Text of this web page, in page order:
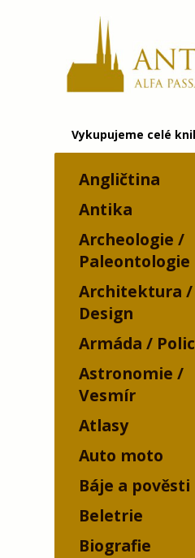
Vykupujeme celé
Angličtina
Antika
Archeologie /
Paleontologie
Architektura /
Design
Armáda /
Astronomie /
Vesmír
Atlasy
Auto moto
Báje a pověsti
Beletrie
Biografie